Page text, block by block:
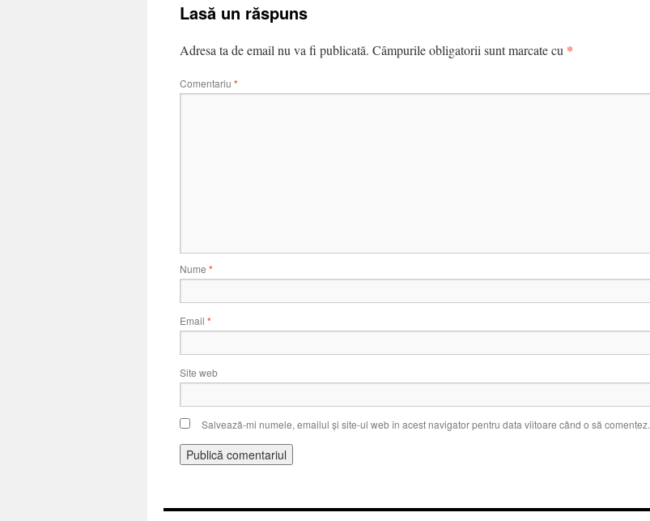
Lasă un răspuns
Adresa ta de email nu va fi publicată. Câmpurile obligatorii sunt marcate cu *
Comentariu *
Nume *
Email *
Site web
Salvează-mi numele, emailul și site-ul web în acest navigator pentru data viitoare când o să comentez.